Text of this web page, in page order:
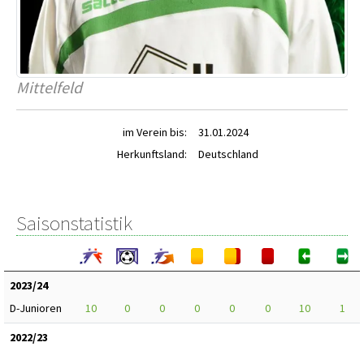
Mittelfeld
im Verein bis:
31.01.2024
Herkunftsland:
Deutschland
Saisonstatistik
2023/24
D-Junioren
10 0 0 0 0 0 10
1
2022/23